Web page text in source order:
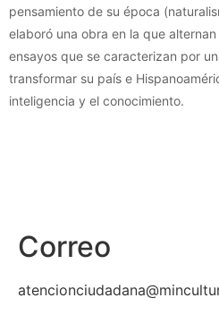
pensamiento de su época
elaboró una obra en la que
ensayos que se caracterizan por
transformar su país e
inteligencia y el conocimiento.
Correo